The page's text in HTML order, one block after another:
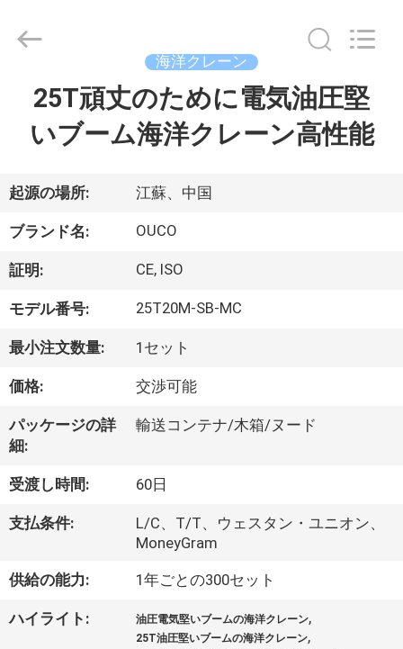
製
品
ビ
デ
VR
シ
ョ
ー
わ
た
2020
INTERNATIONAL
海洋クレーン
25T頑丈のために電気油圧堅
いブーム海洋クレーン高性能
起源の場所: 江蘇、中国
ブランド名: OUCO
証明: CE, ISO
モデル番号: 25T20M-SB-MC
最小注文数量: 1セット
価格: 交渉可能
パッケージの詳
細:
輸送コンテナ/木箱/ヌード
受渡し時間: 60日
支払条件:
L/C、T/T、ウェスタン・ユニオン、
MoneyGram
供給の能力: 1年ごとの300セット
ハイライト: 油圧電気堅いブームの海洋クレーン,
25T油圧堅いブームの海洋クレーン,